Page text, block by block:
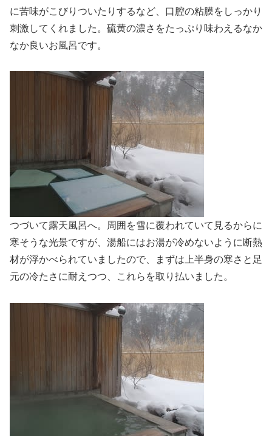
に苦味がこびりついたりするなど、口腔の粘膜をしっかり
刺激してくれました。硫黄の濃さをたっぷり味わえるなか
なか良いお風呂です。
つづいて露天風呂へ。周囲を雪に覆われていて見るからに
寒そうな光景ですが、湯船にはお湯が冷めないように断熱
材が浮かべられていましたので、まずは上半身の寒さと足
元の冷たさに耐えつつ、これらを取り払いました。